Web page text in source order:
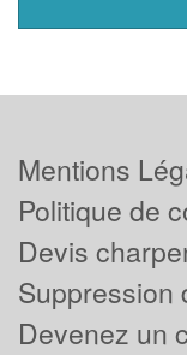
Mentions
Politique de
Devis
Suppression
Devenez un